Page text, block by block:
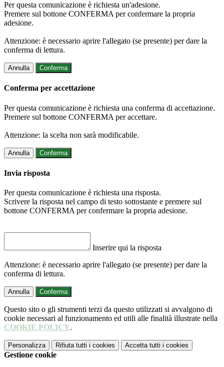
Per questa comunicazione è richiesta un'adesione.
Premere sul bottone CONFERMA per confermare la propria
adesione.
Attenzione: è necessario aprire l'allegato (se presente) per dare la
conferma di lettura.
Annulla Conferma
Conferma per accettazione
Per questa comunicazione è richiesta una conferma di accettazione.
Premere sul bottone CONFERMA per accettare.
Attenzione: la scelta non sarà modificabile.
Annulla Conferma
Invia risposta
Per questa comunicazione è richiesta una risposta.
Scrivere la risposta nel campo di testo sottostante e premere sul
bottone CONFERMA per confermare la propria adesione.
Inserire qui la risposta
Attenzione: è necessario aprire l'allegato (se presente) per dare la
conferma di lettura.
Annulla Conferma
Questo sito o gli strumenti terzi da questo utilizzati si avvalgono di
cookie necessari al funzionamento ed utili alle finalità illustrate nella
COOKIE POLICY.
Personalizza Rifiuta tutti i cookies Accetta tutti i cookies
Gestione cookie